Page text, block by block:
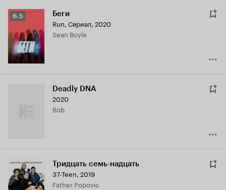
Рейтинг
6.5
6.5 Беги
Run, Сериал, 2020
Sean Boyle
Deadly DNA
2020
Bob
Тридцать семь-надцать
37-Teen, 2019
Father Popovic